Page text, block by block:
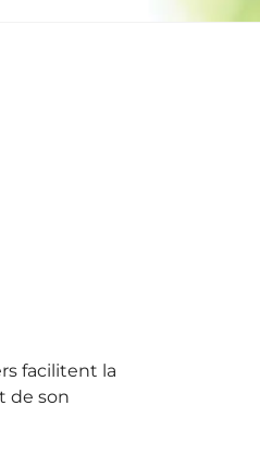
facilitent la
de son